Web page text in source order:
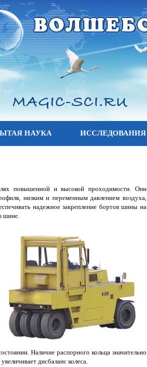
НАУКА ИССЛЕДОВАНИЯ
повышенной и высокой проходимости. Они
низким и переменным давлением воздуха,
надежное закрепление бортов шины на
шине.
Наличие распорного кольца значительно
дисбаланс колеса.